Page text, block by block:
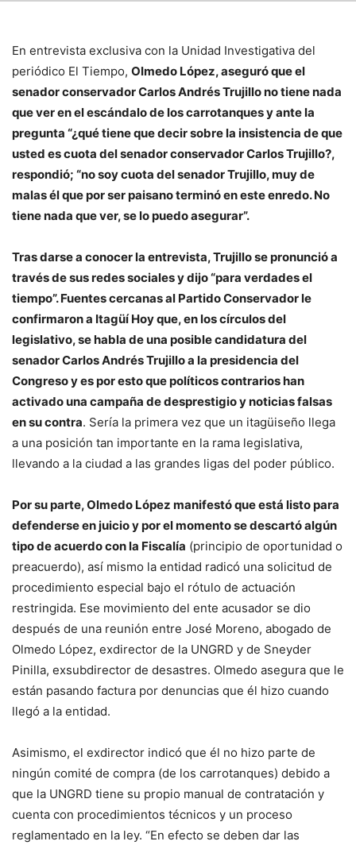
En entrevista exclusiva con la Unidad Investigativa del
periódico El Tiempo, Olmedo López, aseguró que el
senador conservador Carlos Andrés Trujillo no tiene nada
que ver en el escándalo de los carrotanques y ante la
pregunta “¿qué tiene que decir sobre la insistencia de que
usted es cuota del senador conservador Carlos Trujillo?,
respondió; “no soy cuota del senador Trujillo, muy de
malas él que por ser paisano terminó en este enredo. No
tiene nada que ver, se lo puedo asegurar”.
Tras darse a conocer la entrevista, Trujillo se pronunció a
través de sus redes sociales y dijo “para verdades el
tiempo”. Fuentes cercanas al Partido Conservador le
confirmaron a Itagüí Hoy que, en los círculos del
legislativo, se habla de una posible candidatura del
senador Carlos Andrés Trujillo a la presidencia del
Congreso y es por esto que políticos contrarios han
activado una campaña de desprestigio y noticias falsas
en su contra. Sería la primera vez que un itagüiseño llega
a una posición tan importante en la rama legislativa,
llevando a la ciudad a las grandes ligas del poder público.
Por su parte, Olmedo López manifestó que está listo para
defenderse en juicio y por el momento se descartó algún
tipo de acuerdo con la Fiscalía (principio de oportunidad o
preacuerdo), así mismo la entidad radicó una solicitud de
procedimiento especial bajo el rótulo de actuación
restringida. Ese movimiento del ente acusador se dio
después de una reunión entre José Moreno, abogado de
Olmedo López, exdirector de la UNGRD y de Sneyder
Pinilla, exsubdirector de desastres. Olmedo asegura que le
están pasando factura por denuncias que él hizo cuando
llegó a la entidad.
Asimismo, el exdirector indicó que él no hizo parte de
ningún comité de compra (de los carrotanques) debido a
que la UNGRD tiene su propio manual de contratación y
cuenta con procedimientos técnicos y un proceso
reglamentado en la ley. “En efecto se deben dar las